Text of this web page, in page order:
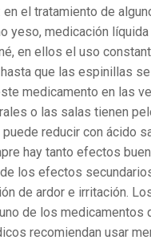
el tratamiento de
yeso, medicación
en ellos el uso
que las espinillas
medicamento en las
o las salas tienen
reducir con ácido
hay tanto efectos
los efectos
de ardor e irritación.
de los medicamentos
recomiendan usar